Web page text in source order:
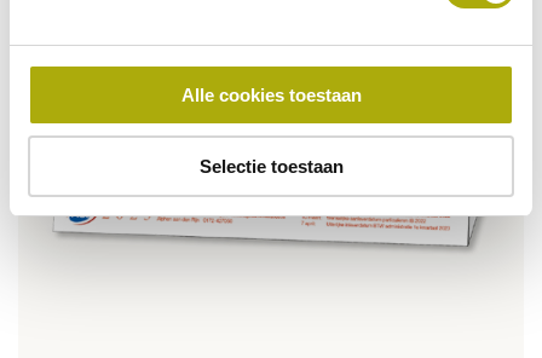
Alle cookies toestaan
Selectie toestaan